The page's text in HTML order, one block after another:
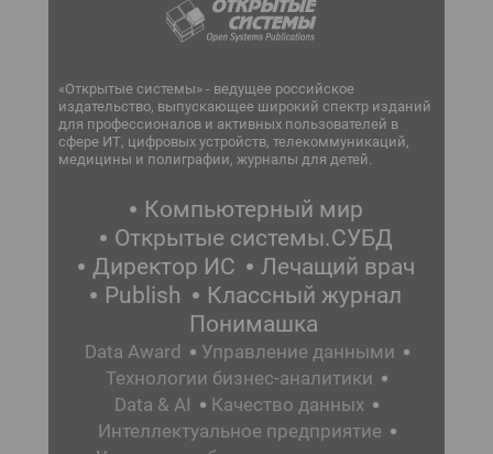
«Открытые системы» - ведущее российское
издательство, выпускающее широкий спектр изданий
для профессионалов и активных пользователей в
сфере ИТ, цифровых устройств, телекоммуникаций,
медицины и полиграфии, журналы для детей.
Компьютерный мир
Открытые системы.СУБД
Директор ИС
Лечащий врач
Publish
Классный журнал
Понимашка
Data Award
Управление данными
Технологии бизнес-аналитики
Data & AI
Качество данных
Интеллектуальное предприятие